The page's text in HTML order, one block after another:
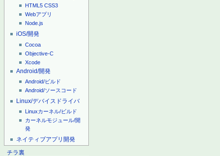
HTML5 CSS3
Webアプリ
Node.js
iOS/開発
Cocoa
Objective-C
Xcode
Android/開発
Android/ビルド
Android/ソースコード
Linux/デバイスドライバ
Linuxカーネル/ビルド
カーネルモジュール/開
発
ネイティブアプリ開発
チラ裏